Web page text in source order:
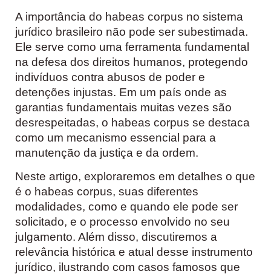
A importância do habeas corpus no sistema
jurídico brasileiro não pode ser subestimada.
Ele serve como uma ferramenta fundamental
na defesa dos direitos humanos, protegendo
indivíduos contra abusos de poder e
detenções injustas. Em um país onde as
garantias fundamentais muitas vezes são
desrespeitadas, o habeas corpus se destaca
como um mecanismo essencial para a
manutenção da justiça e da ordem.
Neste artigo, exploraremos em detalhes o que
é o habeas corpus, suas diferentes
modalidades, como e quando ele pode ser
solicitado, e o processo envolvido no seu
julgamento. Além disso, discutiremos a
relevância histórica e atual desse instrumento
jurídico, ilustrando com casos famosos que